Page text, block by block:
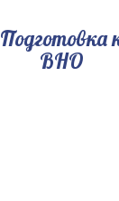
Подготовка
ВНО